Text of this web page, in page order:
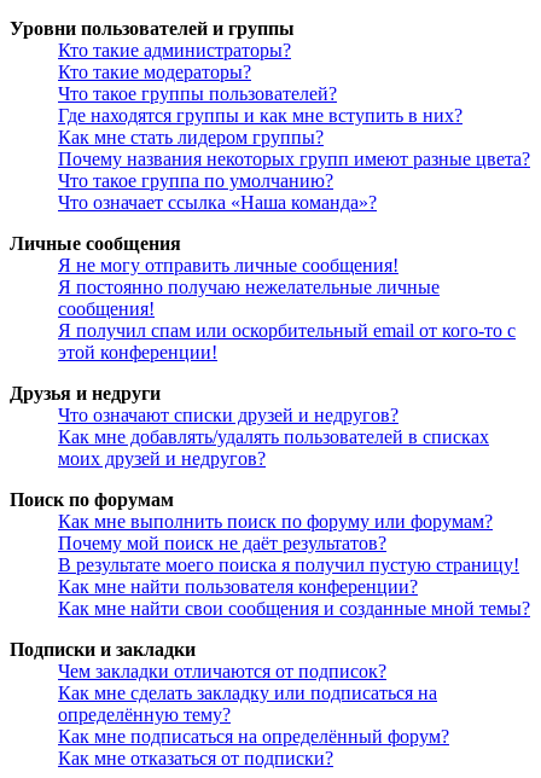
Уровни пользователей и группы
Кто такие администраторы?
Кто такие модераторы?
Что такое группы пользователей?
Где находятся группы и как мне вступить в них?
Как мне стать лидером группы?
Почему названия некоторых групп имеют разные цвета?
Что такое группа по умолчанию?
Что означает ссылка «Наша команда»?
Личные сообщения
Я не могу отправить личные сообщения!
Я постоянно получаю нежелательные личные
сообщения!
Я получил спам или оскорбительный email от кого-то с
этой конференции!
Друзья и недруги
Что означают списки друзей и недругов?
Как мне добавлять/удалять пользователей в списках
моих друзей и недругов?
Поиск по форумам
Как мне выполнить поиск по форуму или форумам?
Почему мой поиск не даёт результатов?
В результате моего поиска я получил пустую страницу!
Как мне найти пользователя конференции?
Как мне найти свои сообщения и созданные мной темы?
Подписки и закладки
Чем закладки отличаются от подписок?
Как мне сделать закладку или подписаться на
определённую тему?
Как мне подписаться на определённый форум?
Как мне отказаться от подписки?